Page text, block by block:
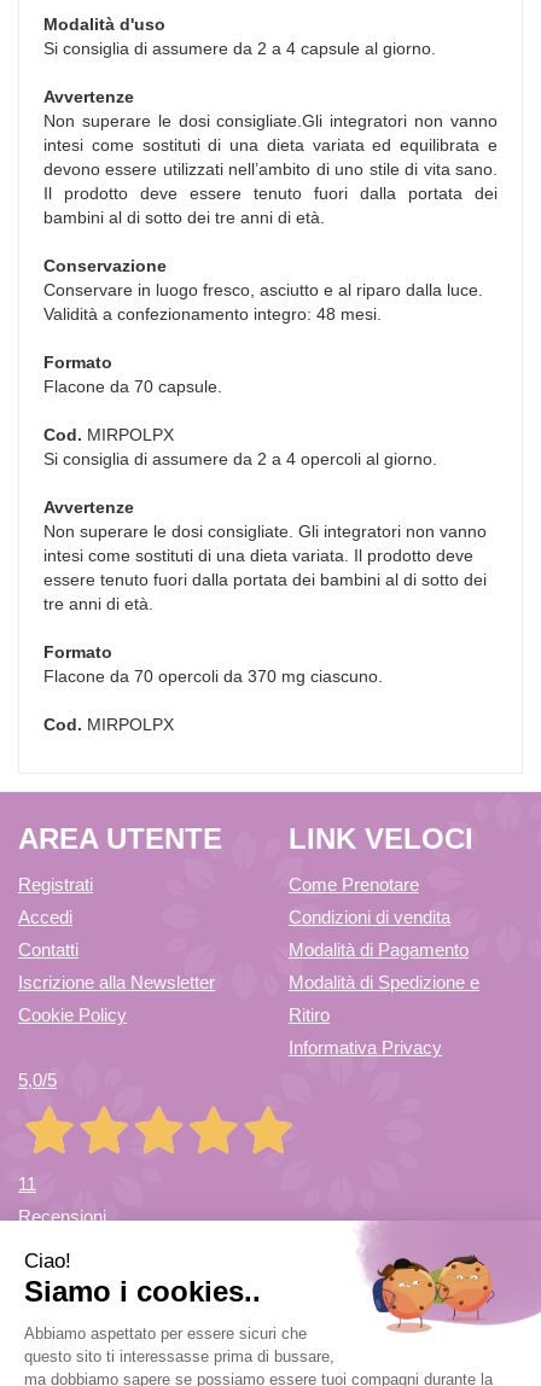
Modalità d'uso
Si consiglia di assumere da 2 a 4 capsule al giorno.
Avvertenze
Non superare le dosi consigliate.Gli integratori non vanno
intesi come sostituti di una dieta variata ed equilibrata e
devono essere utilizzati nell’ambito di uno stile di vita sano.
Il prodotto deve essere tenuto fuori dalla portata dei
bambini al di sotto dei tre anni di età.
Conservazione
Conservare in luogo fresco, asciutto e al riparo dalla luce.
Validità a confezionamento integro: 48 mesi.
Formato
Flacone da 70 capsule.
Cod. MIRPOLPX
Si consiglia di assumere da 2 a 4 opercoli al giorno.
Avvertenze
Non superare le dosi consigliate. Gli integratori non vanno
intesi come sostituti di una dieta variata. Il prodotto deve
essere tenuto fuori dalla portata dei bambini al di sotto dei
tre anni di età.
Formato
Flacone da 70 opercoli da 370 mg ciascuno.
Cod. MIRPOLPX
AREA UTENTE
Registrati
Accedi
Contatti
Iscrizione alla Newsletter
Cookie Policy
LINK VELOCI
Come Prenotare
Condizioni di vendita
Modalità di Pagamento
Modalità di Spedizione e
Ritiro
Informativa Privacy
5,0/5
11
Recensioni
Farmacia di Cuvio Sas- via Vittorio Veneto 12/a 21030 Cuvio
(VA)